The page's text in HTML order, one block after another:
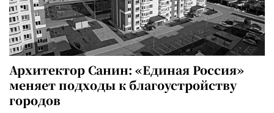
Архитектор Санин: «Единая Россия»
меняет подходы к благоустройству
городов